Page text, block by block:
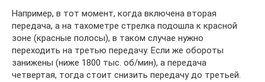
Например, в тот момент, когда включена вторая
передача, а на тахометре стрелка подошла к красной
зоне (красные полосы), в таком случае нужно
переходить на третью передачу. Если же обороты
занижены (ниже 1800 тыс. об/мин), а передача
четвертая, тогда стоит снизить передачу до третьей.